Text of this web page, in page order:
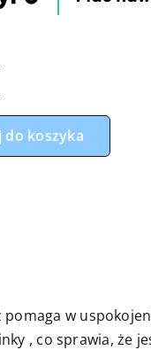
do koszyka
w
, co sprawia,